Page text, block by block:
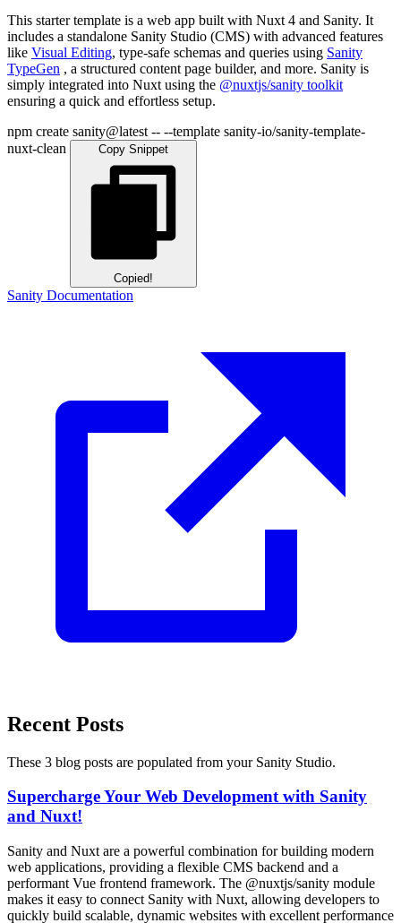
This starter template is a web app built with Nuxt 4 and Sanity. It
includes a standalone Sanity Studio (CMS) with advanced features
like ​​​​‌ ‍ ​‍​‍‌‍ ‌ ​‍‌‍‍‌‌‍‌ ‌‍‍‌‌‍ ‍​‍​‍​ ‍‍​‍​‍‌ ​ ‌‍​‌‌‍ ‍‌‍‍‌‌ ‌​‌ ‍‌​‍ ‍‌‍‍‌‌‍ ​‍​‍​‍ ​​‍​‍‌‍‍​‌ ​‍‌‍‌‌‌‍‌‍​‍​‍​ ‍‍​‍​‍‌‍‍​‌ ‌​‌ ‌​‌ ​​‌ ​ ​ ‍‍​‍ ​‍ ‌ ​ ‌‍​‌‌‍ ‍‌‍‍‌‌ ‌​‌ ‍‌​‍ ‌‌ ‌​‌‍‌‌‌‍ ‌‌ ​​‌‍ ​‌‍​‌‌ ‌​‌‍‌‌​‍ ‌‌‍ ‍‌ ‌‌‌ ‍​‌ ‌​​‍ ‌‌‍​ ‌‍ ​‌‍‌‌‌‍​‌‌‍ ‍​‍ ‍‌ ​ ‌‍​‌‌‍ ‍‌‍‍‌‌ ‌​‌ ‍‌​‍ ‍‌‍​‍‌ ‌‌‌‍‍‌‌‍ ​‌‍‌​​‍ ‌‍‍‌‌‍ ‍‌ ‌​‌‍‌‌‌‍ ‍‌ ‌​​‍ ‌‍‌‌‌‍‌​‌‍‍‌‌ ‌​​‍ ‌‍ ‌‌‍ ‌‍‌​‌‍‌‌​ ‌‌ ​​‌ ​‍‌‍‌‌‌ ​ ‌‍‌‌‌‍ ‍‌ ‌​‌‍​‌‌ ‌​‌‍‍‌‌‍ ‌‍ ‍​ ‍ ‌‍‍‌‌‍‌​​ ‌‌ ​ ‌‍‍‌‌ ‌​‌‍‌‌‌‌​ ‌‍‌‌‌ ‌​‌ ‌​‌‍‍‌‌‍ ‍‌‍‌ ‌ ​ ​ ‍ ‌ ‌​‌ ‍‌‌ ​​‌‍‌‌​ ‌‌ ​ ‌‍‌‌‌ ‌​‌ ‌​‌‍‍‌‌‍ ‍‌‍‌ ‌ ​ ​ ‍ ‌ ​​‌‍​‌‌ ‌​‌‍‍​​ ‌‌‍‌​‌‍‌‌‌ ​ ‌‍​ ‌ ​‍‌‍‍‌‌ ​​‌ ‌​‌‍‍‌‌‍ ‌‍ ‍​‍‌‌​ ‌‌‌​​‍‌‌ ‌‍‍ ‌‍‌‌‌ ‍‌​‍‌‌​ ​ ‌​‌​​‍‌‌​ ​ ‌​‌​​‍‌‌​ ​‍​ ​‍​ ​​​ ​ ‌‍‌‍‌‍‌‍‌‍​‍‌‍‌​‌‍‌‌‌‍​‌‌‍​‍​ ‌​​ ‌‍​ ‌‍‌‍‌​​ ​​‌‍​‌‌‍‌‌‌‍​ ​ ​‌​ ​‌‌‍‌‍‌‍​‌​ ‍​‌‍​‌​ ‍‌​ ‍​​ ​‌‌‍​‌​ ‌ ‌‍​‌​ ‍‌​ ‌‌​ ‌‌​‍‌‌​ ​‍​ ​‍​‍‌‌​ ‌‌‌​‌​​‍ ‍‌‍​ ‌‍‍​‌‍‍‌‌‍ ​‌‍‌​‌ ​‍‌‍‌‌‌‍ ‍​‍‌‌​ ‌‌‌​​‍‌‌ ‌‍‍ ‌‍‌‌‌ ‍‌​‍‌‌​ ​ ‌​‌​​‍‌‌​ ​ ‌​‌​​‍‌‌​ ​‍​ ​‍​ ‌​‌‍​‌​ ‌‌​ ‍​‌‍‌‌‌‍‌​‌‍‌​​ ​​​ ‌ ​ ‌ ​ ‍​​ ‍​​ ​​​‍‌‌​ ​‍​ ​‍​‍‌‌​ ‌‌‌​‌​​‍ ‍‌ ‌​‌‍‌‌‌ ‍​‌ ‌​​ ‌‍​‍‌‍​‌‌ ​ ‌‍‌‌‌‌‌‌‌ ​‍‌‍ ​​ ‌‌‍‍​‌ ‌​‌ ‌​‌ ​​‌ ​ ​‍‌‌​ ​ ‌​​‌​‍‌‌​ ​‍‌​‌‍​‍‌‌​ ​‍‌​‌‍‌ ​ ‌‍​‌‌‍ ‍‌‍‍‌‌ ‌​‌ ‍‌​‍ ‌‌ ‌​‌‍‌‌‌‍ ‌‌ ​​‌‍ ​‌‍​‌‌ ‌​‌‍‌‌​‍ ‌‌‍ ‍‌ ‌‌‌ ‍​‌ ‌​​‍ ‌‌‍​ ‌‍ ​‌‍‌‌‌‍​‌‌‍ ‍​‍ ‍‌ ​ ‌‍​‌‌‍ ‍‌‍‍‌‌ ‌​‌ ‍‌​‍ ‍‌‍​‍‌ ‌‌‌‍‍‌‌‍ ​‌‍‌​​‍‌‍‌‍‍‌‌‍‌​​ ‌‌ ​ ‌‍‍‌‌ ‌​‌‍‌‌‌‌​ ‌‍‌‌‌ ‌​‌ ‌​‌‍‍‌‌‍ ‍‌‍‌ ‌ ​ ​‍‌‍‌ ‌​‌ ‍‌‌ ​​‌‍‌‌​ ‌‌ ​ ‌‍‌‌‌ ‌​‌ ‌​‌‍‍‌‌‍ ‍‌‍‌ ‌ ​ ​‍‌‍‌ ​​‌‍​‌‌ ‌​‌‍‍​​ ‌‌‍‌​‌‍‌‌‌ ​ ‌‍​ ‌ ​‍‌‍‍‌‌ ​​‌ ‌​‌‍‍‌‌‍ ‌‍ ‍​‍‌‌​ ‌‌‌​​‍‌‌ ‌‍‍ ‌‍‌‌‌ ‍‌​‍‌‌​ ​ ‌​‌​​‍‌‌​ ​ ‌​‌​​‍‌‌​ ​‍​ ​‍​ ​​​ ​ ‌‍‌‍‌‍‌‍‌‍​‍‌‍‌​‌‍‌‌‌‍​‌‌‍​‍​ ‌​​ ‌‍​ ‌‍‌‍‌​​ ​​‌‍​‌‌‍‌‌‌‍​ ​ ​‌​ ​‌‌‍‌‍‌‍​‌​ ‍​‌‍​‌​ ‍‌​ ‍​​ ​‌‌‍​‌​ ‌ ‌‍​‌​ ‍‌​ ‌‌​ ‌‌​‍‌‌​ ​‍​ ​‍​‍‌‌​ ‌‌‌​‌​​‍ ‍‌‍​ ‌‍‍​‌‍‍‌‌‍ ​‌‍‌​‌ ​‍‌‍‌‌‌‍ ‍​‍‌‌​ ‌‌‌​​‍‌‌ ‌‍‍ ‌‍‌‌‌ ‍‌​‍‌‌​ ​ ‌​‌​​‍‌‌​ ​ ‌​‌​​‍‌‌​ ​‍​ ​‍​ ‌​‌‍​‌​ ‌‌​ ‍​‌‍‌‌‌‍‌​‌‍‌​​ ​​​ ‌ ​ ‌ ​ ‍​​ ‍​​ ​​​‍‌‌​ ​‍​ ​‍​‍‌‌​ ‌‌‌​‌​​‍ ‍‌ ‌​‌‍‌‌‌ ‍​‌ ‌​​‍‌‍‌ ​​‌‍‌‌‌ ​‍‌ ​ ‌ ​​‌‍‌‌‌‍​ ‌ ‌​‌‍‍‌‌ ‌‍‌‍‌‌​ ‌‌ ​​‌ ‌‌‌‍​‍‌‍ ​‌‍‍‌‌ ​ ‌‍‍​‌‍‌‌‌‍‌​​‍​‍‌ ‌ Visual Editing​​​​‌ ‍ ​‍​‍‌‍ ‌ ​‍‌‍‍‌‌‍‌ ‌‍‍‌‌‍ ‍​‍​‍​ ‍‍​‍​‍‌ ​ ‌‍​‌‌‍ ‍‌‍‍‌‌ ‌​‌ ‍‌​‍ ‍‌‍‍‌‌‍ ​‍​‍​‍ ​​‍​‍‌‍‍​‌ ​‍‌‍‌‌‌‍‌‍​‍​‍​ ‍‍​‍​‍‌‍‍​‌ ‌​‌ ‌​‌ ​​‌ ​ ​ ‍‍​‍ ​‍ ‌ ​ ‌‍​‌‌‍ ‍‌‍‍‌‌ ‌​‌ ‍‌​‍ ‌‌ ‌​‌‍‌‌‌‍ ‌‌ ​​‌‍ ​‌‍​‌‌ ‌​‌‍‌‌​‍ ‌‌‍ ‍‌ ‌‌‌ ‍​‌ ‌​​‍ ‌‌‍​ ‌‍ ​‌‍‌‌‌‍​‌‌‍ ‍​‍ ‍‌ ​ ‌‍​‌‌‍ ‍‌‍‍‌‌ ‌​‌ ‍‌​‍ ‍‌‍​‍‌ ‌‌‌‍‍‌‌‍ ​‌‍‌​​‍ ‌‍‍‌‌‍ ‍‌ ‌​‌‍‌‌‌‍ ‍‌ ‌​​‍ ‌‍‌‌‌‍‌​‌‍‍‌‌ ‌​​‍ ‌‍ ‌‌‍ ‌‍‌​‌‍‌‌​ ‌‌ ​​‌ ​‍‌‍‌‌‌ ​ ‌‍‌‌‌‍ ‍‌ ‌​‌‍​‌‌ ‌​‌‍‍‌‌‍ ‌‍ ‍​ ‍ ‌‍‍‌‌‍‌​​ ‌‌ ​ ‌‍‍‌‌ ‌​‌‍‌‌‌‌​ ‌‍‌‌‌ ‌​‌ ‌​‌‍‍‌‌‍ ‍‌‍‌ ‌ ​ ​ ‍ ‌ ‌​‌ ‍‌‌ ​​‌‍‌‌​ ‌‌ ​ ‌‍‌‌‌ ‌​‌ ‌​‌‍‍‌‌‍ ‍‌‍‌ ‌ ​ ​ ‍ ‌ ​​‌‍​‌‌ ‌​‌‍‍​​ ‌‌‍‌​‌‍‌‌‌ ​ ‌‍​ ‌ ​‍‌‍‍‌‌ ​​‌ ‌​‌‍‍‌‌‍ ‌‍ ‍​‍‌‌​ ‌‌‌​​‍‌‌ ‌‍‍ ‌‍‌‌‌ ‍‌​‍‌‌​ ​ ‌​‌​​‍‌‌​ ​ ‌​‌​​‍‌‌​ ​‍​ ​‍​ ​​​ ​ ‌‍‌‍‌‍‌‍‌‍​‍‌‍‌​‌‍‌‌‌‍​‌‌‍​‍​ ‌​​ ‌‍​ ‌‍‌‍‌​​ ​​‌‍​‌‌‍‌‌‌‍​ ​ ​‌​ ​‌‌‍‌‍‌‍​‌​ ‍​‌‍​‌​ ‍‌​ ‍​​ ​‌‌‍​‌​ ‌ ‌‍​‌​ ‍‌​ ‌‌​ ‌‌​‍‌‌​ ​‍​ ​‍​‍‌‌​ ‌‌‌​‌​​‍ ‍‌‍​ ‌‍‍​‌‍‍‌‌‍ ​‌‍‌​‌ ​‍‌‍‌‌‌‍ ‍​‍‌‌​ ‌‌‌​​‍‌‌ ‌‍‍ ‌‍‌‌‌ ‍‌​‍‌‌​ ​ ‌​‌​​‍‌‌​ ​ ‌​‌​​‍‌‌​ ​‍​ ​‍​ ‍‌​ ​​​ ‌‍‌‍‌‌‌‍​‌​ ‍​​ ‌‍​ ​ ​ ​​‌‍​‍‌‍‌‍​ ​‍​‍‌‌​ ​‍​ ​‍​‍‌‌​ ‌‌‌​‌​​‍ ‍‌ ‌​‌‍‌‌‌ ‍​‌ ‌​​ ‌‍​‍‌‍​‌‌ ​ ‌‍‌‌‌‌‌‌‌ ​‍‌‍ ​​ ‌‌‍‍​‌ ‌​‌ ‌​‌ ​​‌ ​ ​‍‌‌​ ​ ‌​​‌​‍‌‌​ ​‍‌​‌‍​‍‌‌​ ​‍‌​‌‍‌ ​ ‌‍​‌‌‍ ‍‌‍‍‌‌ ‌​‌ ‍‌​‍ ‌‌ ‌​‌‍‌‌‌‍ ‌‌ ​​‌‍ ​‌‍​‌‌ ‌​‌‍‌‌​‍ ‌‌‍ ‍‌ ‌‌‌ ‍​‌ ‌​​‍ ‌‌‍​ ‌‍ ​‌‍‌‌‌‍​‌‌‍ ‍​‍ ‍‌ ​ ‌‍​‌‌‍ ‍‌‍‍‌‌ ‌​‌ ‍‌​‍ ‍‌‍​‍‌ ‌‌‌‍‍‌‌‍ ​‌‍‌​​‍‌‍‌‍‍‌‌‍‌​​ ‌‌ ​ ‌‍‍‌‌ ‌​‌‍‌‌‌‌​ ‌‍‌‌‌ ‌​‌ ‌​‌‍‍‌‌‍ ‍‌‍‌ ‌ ​ ​‍‌‍‌ ‌​‌ ‍‌‌ ​​‌‍‌‌​ ‌‌ ​ ‌‍‌‌‌ ‌​‌ ‌​‌‍‍‌‌‍ ‍‌‍‌ ‌ ​ ​‍‌‍‌ ​​‌‍​‌‌ ‌​‌‍‍​​ ‌‌‍‌​‌‍‌‌‌ ​ ‌‍​ ‌ ​‍‌‍‍‌‌ ​​‌ ‌​‌‍‍‌‌‍ ‌‍ ‍​‍‌‌​ ‌‌‌​​‍‌‌ ‌‍‍ ‌‍‌‌‌ ‍‌​‍‌‌​ ​ ‌​‌​​‍‌‌​ ​ ‌​‌​​‍‌‌​ ​‍​ ​‍​ ​​​ ​ ‌‍‌‍‌‍‌‍‌‍​‍‌‍‌​‌‍‌‌‌‍​‌‌‍​‍​ ‌​​ ‌‍​ ‌‍‌‍‌​​ ​​‌‍​‌‌‍‌‌‌‍​ ​ ​‌​ ​‌‌‍‌‍‌‍​‌​ ‍​‌‍​‌​ ‍‌​ ‍​​ ​‌‌‍​‌​ ‌ ‌‍​‌​ ‍‌​ ‌‌​ ‌‌​‍‌‌​ ​‍​ ​‍​‍‌‌​ ‌‌‌​‌​​‍ ‍‌‍​ ‌‍‍​‌‍‍‌‌‍ ​‌‍‌​‌ ​‍‌‍‌‌‌‍ ‍​‍‌‌​ ‌‌‌​​‍‌‌ ‌‍‍ ‌‍‌‌‌ ‍‌​‍‌‌​ ​ ‌​‌​​‍‌‌​ ​ ‌​‌​​‍‌‌​ ​‍​ ​‍​ ‍‌​ ​​​ ‌‍‌‍‌‌‌‍​‌​ ‍​​ ‌‍​ ​ ​ ​​‌‍​‍‌‍‌‍​ ​‍​‍‌‌​ ​‍​ ​‍​‍‌‌​ ‌‌‌​‌​​‍ ‍‌ ‌​‌‍‌‌‌ ‍​‌ ‌​​‍‌‍‌ ​​‌‍‌‌‌ ​‍‌ ​ ‌ ​​‌‍‌‌‌‍​ ‌ ‌​‌‍‍‌‌ ‌‍‌‍‌‌​ ‌‌ ​​‌ ‌‌‌‍​‍‌‍ ​‌‍‍‌‌ ​ ‌‍‍​‌‍‌‌‌‍‌​​‍​‍‌ ‌, type-safe schemas and queries using ​​​​‌ ‍ ​‍​‍‌‍ ‌ ​‍‌‍‍‌‌‍‌ ‌‍‍‌‌‍ ‍​‍​‍​ ‍‍​‍​‍‌ ​ ‌‍​‌‌‍ ‍‌‍‍‌‌ ‌​‌ ‍‌​‍ ‍‌‍‍‌‌‍ ​‍​‍​‍ ​​‍​‍‌‍‍​‌ ​‍‌‍‌‌‌‍‌‍​‍​‍​ ‍‍​‍​‍‌‍‍​‌ ‌​‌ ‌​‌ ​​‌ ​ ​ ‍‍​‍ ​‍ ‌ ​ ‌‍​‌‌‍ ‍‌‍‍‌‌ ‌​‌ ‍‌​‍ ‌‌ ‌​‌‍‌‌‌‍ ‌‌ ​​‌‍ ​‌‍​‌‌ ‌​‌‍‌‌​‍ ‌‌‍ ‍‌ ‌‌‌ ‍​‌ ‌​​‍ ‌‌‍​ ‌‍ ​‌‍‌‌‌‍​‌‌‍ ‍​‍ ‍‌ ​ ‌‍​‌‌‍ ‍‌‍‍‌‌ ‌​‌ ‍‌​‍ ‍‌‍​‍‌ ‌‌‌‍‍‌‌‍ ​‌‍‌​​‍ ‌‍‍‌‌‍ ‍‌ ‌​‌‍‌‌‌‍ ‍‌ ‌​​‍ ‌‍‌‌‌‍‌​‌‍‍‌‌ ‌​​‍ ‌‍ ‌‌‍ ‌‍‌​‌‍‌‌​ ‌‌ ​​‌ ​‍‌‍‌‌‌ ​ ‌‍‌‌‌‍ ‍‌ ‌​‌‍​‌‌ ‌​‌‍‍‌‌‍ ‌‍ ‍​ ‍ ‌‍‍‌‌‍‌​​ ‌‌ ​ ‌‍‍‌‌ ‌​‌‍‌‌‌‌​ ‌‍‌‌‌ ‌​‌ ‌​‌‍‍‌‌‍ ‍‌‍‌ ‌ ​ ​ ‍ ‌ ‌​‌ ‍‌‌ ​​‌‍‌‌​ ‌‌ ​ ‌‍‌‌‌ ‌​‌ ‌​‌‍‍‌‌‍ ‍‌‍‌ ‌ ​ ​ ‍ ‌ ​​‌‍​‌‌ ‌​‌‍‍​​ ‌‌‍‌​‌‍‌‌‌ ​ ‌‍​ ‌ ​‍‌‍‍‌‌ ​​‌ ‌​‌‍‍‌‌‍ ‌‍ ‍​‍‌‌​ ‌‌‌​​‍‌‌ ‌‍‍ ‌‍‌‌‌ ‍‌​‍‌‌​ ​ ‌​‌​​‍‌‌​ ​ ‌​‌​​‍‌‌​ ​‍​ ​‍​ ​​​ ​ ‌‍‌‍‌‍‌‍‌‍​‍‌‍‌​‌‍‌‌‌‍​‌‌‍​‍​ ‌​​ ‌‍​ ‌‍‌‍‌​​ ​​‌‍​‌‌‍‌‌‌‍​ ​ ​‌​ ​‌‌‍‌‍‌‍​‌​ ‍​‌‍​‌​ ‍‌​ ‍​​ ​‌‌‍​‌​ ‌ ‌‍​‌​ ‍‌​ ‌‌​ ‌‌​‍‌‌​ ​‍​ ​‍​‍‌‌​ ‌‌‌​‌​​‍ ‍‌‍​ ‌‍‍​‌‍‍‌‌‍ ​‌‍‌​‌ ​‍‌‍‌‌‌‍ ‍​‍‌‌​ ‌‌‌​​‍‌‌ ‌‍‍ ‌‍‌‌‌ ‍‌​‍‌‌​ ​ ‌​‌​​‍‌‌​ ​ ‌​‌​​‍‌‌​ ​‍​ ​‍​ ‍​‌‍‌​‌‍​ ​ ‌​​ ‍‌‌‍​‌​ ‌‍‌‍​ ​ ​ ‌‍​ ‌‍​‍​ ‌‌​‍‌‌​ ​‍​ ​‍​‍‌‌​ ‌‌‌​‌​​‍ ‍‌ ‌​‌‍‌‌‌ ‍​‌ ‌​​ ‌‍​‍‌‍​‌‌ ​ ‌‍‌‌‌‌‌‌‌ ​‍‌‍ ​​ ‌‌‍‍​‌ ‌​‌ ‌​‌ ​​‌ ​ ​‍‌‌​ ​ ‌​​‌​‍‌‌​ ​‍‌​‌‍​‍‌‌​ ​‍‌​‌‍‌ ​ ‌‍​‌‌‍ ‍‌‍‍‌‌ ‌​‌ ‍‌​‍ ‌‌ ‌​‌‍‌‌‌‍ ‌‌ ​​‌‍ ​‌‍​‌‌ ‌​‌‍‌‌​‍ ‌‌‍ ‍‌ ‌‌‌ ‍​‌ ‌​​‍ ‌‌‍​ ‌‍ ​‌‍‌‌‌‍​‌‌‍ ‍​‍ ‍‌ ​ ‌‍​‌‌‍ ‍‌‍‍‌‌ ‌​‌ ‍‌​‍ ‍‌‍​‍‌ ‌‌‌‍‍‌‌‍ ​‌‍‌​​‍‌‍‌‍‍‌‌‍‌​​ ‌‌ ​ ‌‍‍‌‌ ‌​‌‍‌‌‌‌​ ‌‍‌‌‌ ‌​‌ ‌​‌‍‍‌‌‍ ‍‌‍‌ ‌ ​ ​‍‌‍‌ ‌​‌ ‍‌‌ ​​‌‍‌‌​ ‌‌ ​ ‌‍‌‌‌ ‌​‌ ‌​‌‍‍‌‌‍ ‍‌‍‌ ‌ ​ ​‍‌‍‌ ​​‌‍​‌‌ ‌​‌‍‍​​ ‌‌‍‌​‌‍‌‌‌ ​ ‌‍​ ‌ ​‍‌‍‍‌‌ ​​‌ ‌​‌‍‍‌‌‍ ‌‍ ‍​‍‌‌​ ‌‌‌​​‍‌‌ ‌‍‍ ‌‍‌‌‌ ‍‌​‍‌‌​ ​ ‌​‌​​‍‌‌​ ​ ‌​‌​​‍‌‌​ ​‍​ ​‍​ ​​​ ​ ‌‍‌‍‌‍‌‍‌‍​‍‌‍‌​‌‍‌‌‌‍​‌‌‍​‍​ ‌​​ ‌‍​ ‌‍‌‍‌​​ ​​‌‍​‌‌‍‌‌‌‍​ ​ ​‌​ ​‌‌‍‌‍‌‍​‌​ ‍​‌‍​‌​ ‍‌​ ‍​​ ​‌‌‍​‌​ ‌ ‌‍​‌​ ‍‌​ ‌‌​ ‌‌​‍‌‌​ ​‍​ ​‍​‍‌‌​ ‌‌‌​‌​​‍ ‍‌‍​ ‌‍‍​‌‍‍‌‌‍ ​‌‍‌​‌ ​‍‌‍‌‌‌‍ ‍​‍‌‌​ ‌‌‌​​‍‌‌ ‌‍‍ ‌‍‌‌‌ ‍‌​‍‌‌​ ​ ‌​‌​​‍‌‌​ ​ ‌​‌​​‍‌‌​ ​‍​ ​‍​ ‍​‌‍‌​‌‍​ ​ ‌​​ ‍‌‌‍​‌​ ‌‍‌‍​ ​ ​ ‌‍​ ‌‍​‍​ ‌‌​‍‌‌​ ​‍​ ​‍​‍‌‌​ ‌‌‌​‌​​‍ ‍‌ ‌​‌‍‌‌‌ ‍​‌ ‌​​‍‌‍‌ ​​‌‍‌‌‌ ​‍‌ ​ ‌ ​​‌‍‌‌‌‍​ ‌ ‌​‌‍‍‌‌ ‌‍‌‍‌‌​ ‌‌ ​​‌ ‌‌‌‍​‍‌‍ ​‌‍‍‌‌ ​ ‌‍‍​‌‍‌‌‌‍‌​​‍​‍‌ ‌ Sanity
TypeGen​​​​‌ ‍ ​‍​‍‌‍ ‌ ​‍‌‍‍‌‌‍‌ ‌‍‍‌‌‍ ‍​‍​‍​ ‍‍​‍​‍‌ ​ ‌‍​‌‌‍ ‍‌‍‍‌‌ ‌​‌ ‍‌​‍ ‍‌‍‍‌‌‍ ​‍​‍​‍ ​​‍​‍‌‍‍​‌ ​‍‌‍‌‌‌‍‌‍​‍​‍​ ‍‍​‍​‍‌‍‍​‌ ‌​‌ ‌​‌ ​​‌ ​ ​ ‍‍​‍ ​‍ ‌ ​ ‌‍​‌‌‍ ‍‌‍‍‌‌ ‌​‌ ‍‌​‍ ‌‌ ‌​‌‍‌‌‌‍ ‌‌ ​​‌‍ ​‌‍​‌‌ ‌​‌‍‌‌​‍ ‌‌‍ ‍‌ ‌‌‌ ‍​‌ ‌​​‍ ‌‌‍​ ‌‍ ​‌‍‌‌‌‍​‌‌‍ ‍​‍ ‍‌ ​ ‌‍​‌‌‍ ‍‌‍‍‌‌ ‌​‌ ‍‌​‍ ‍‌‍​‍‌ ‌‌‌‍‍‌‌‍ ​‌‍‌​​‍ ‌‍‍‌‌‍ ‍‌ ‌​‌‍‌‌‌‍ ‍‌ ‌​​‍ ‌‍‌‌‌‍‌​‌‍‍‌‌ ‌​​‍ ‌‍ ‌‌‍ ‌‍‌​‌‍‌‌​ ‌‌ ​​‌ ​‍‌‍‌‌‌ ​ ‌‍‌‌‌‍ ‍‌ ‌​‌‍​‌‌ ‌​‌‍‍‌‌‍ ‌‍ ‍​ ‍ ‌‍‍‌‌‍‌​​ ‌‌ ​ ‌‍‍‌‌ ‌​‌‍‌‌‌‌​ ‌‍‌‌‌ ‌​‌ ‌​‌‍‍‌‌‍ ‍‌‍‌ ‌ ​ ​ ‍ ‌ ‌​‌ ‍‌‌ ​​‌‍‌‌​ ‌‌ ​ ‌‍‌‌‌ ‌​‌ ‌​‌‍‍‌‌‍ ‍‌‍‌ ‌ ​ ​ ‍ ‌ ​​‌‍​‌‌ ‌​‌‍‍​​ ‌‌‍‌​‌‍‌‌‌ ​ ‌‍​ ‌ ​‍‌‍‍‌‌ ​​‌ ‌​‌‍‍‌‌‍ ‌‍ ‍​‍‌‌​ ‌‌‌​​‍‌‌ ‌‍‍ ‌‍‌‌‌ ‍‌​‍‌‌​ ​ ‌​‌​​‍‌‌​ ​ ‌​‌​​‍‌‌​ ​‍​ ​‍​ ​​​ ​ ‌‍‌‍‌‍‌‍‌‍​‍‌‍‌​‌‍‌‌‌‍​‌‌‍​‍​ ‌​​ ‌‍​ ‌‍‌‍‌​​ ​​‌‍​‌‌‍‌‌‌‍​ ​ ​‌​ ​‌‌‍‌‍‌‍​‌​ ‍​‌‍​‌​ ‍‌​ ‍​​ ​‌‌‍​‌​ ‌ ‌‍​‌​ ‍‌​ ‌‌​ ‌‌​‍‌‌​ ​‍​ ​‍​‍‌‌​ ‌‌‌​‌​​‍ ‍‌‍​ ‌‍‍​‌‍‍‌‌‍ ​‌‍‌​‌ ​‍‌‍‌‌‌‍ ‍​‍‌‌​ ‌‌‌​​‍‌‌ ‌‍‍ ‌‍‌‌‌ ‍‌​‍‌‌​ ​ ‌​‌​​‍‌‌​ ​ ‌​‌​​‍‌‌​ ​‍​ ​‍​ ‌‍​ ‌​‌‍​ ​ ‌​‌‍‌‍​ ‌ ​ ‌‌‌‍‌‌​ ‍​‌‍​‍​ ‌‍​ ​ ​‍‌‌​ ​‍​ ​‍​‍‌‌​ ‌‌‌​‌​​‍ ‍‌ ‌​‌‍‌‌‌ ‍​‌ ‌​​ ‌‍​‍‌‍​‌‌ ​ ‌‍‌‌‌‌‌‌‌ ​‍‌‍ ​​ ‌‌‍‍​‌ ‌​‌ ‌​‌ ​​‌ ​ ​‍‌‌​ ​ ‌​​‌​‍‌‌​ ​‍‌​‌‍​‍‌‌​ ​‍‌​‌‍‌ ​ ‌‍​‌‌‍ ‍‌‍‍‌‌ ‌​‌ ‍‌​‍ ‌‌ ‌​‌‍‌‌‌‍ ‌‌ ​​‌‍ ​‌‍​‌‌ ‌​‌‍‌‌​‍ ‌‌‍ ‍‌ ‌‌‌ ‍​‌ ‌​​‍ ‌‌‍​ ‌‍ ​‌‍‌‌‌‍​‌‌‍ ‍​‍ ‍‌ ​ ‌‍​‌‌‍ ‍‌‍‍‌‌ ‌​‌ ‍‌​‍ ‍‌‍​‍‌ ‌‌‌‍‍‌‌‍ ​‌‍‌​​‍‌‍‌‍‍‌‌‍‌​​ ‌‌ ​ ‌‍‍‌‌ ‌​‌‍‌‌‌‌​ ‌‍‌‌‌ ‌​‌ ‌​‌‍‍‌‌‍ ‍‌‍‌ ‌ ​ ​‍‌‍‌ ‌​‌ ‍‌‌ ​​‌‍‌‌​ ‌‌ ​ ‌‍‌‌‌ ‌​‌ ‌​‌‍‍‌‌‍ ‍‌‍‌ ‌ ​ ​‍‌‍‌ ​​‌‍​‌‌ ‌​‌‍‍​​ ‌‌‍‌​‌‍‌‌‌ ​ ‌‍​ ‌ ​‍‌‍‍‌‌ ​​‌ ‌​‌‍‍‌‌‍ ‌‍ ‍​‍‌‌​ ‌‌‌​​‍‌‌ ‌‍‍ ‌‍‌‌‌ ‍‌​‍‌‌​ ​ ‌​‌​​‍‌‌​ ​ ‌​‌​​‍‌‌​ ​‍​ ​‍​ ​​​ ​ ‌‍‌‍‌‍‌‍‌‍​‍‌‍‌​‌‍‌‌‌‍​‌‌‍​‍​ ‌​​ ‌‍​ ‌‍‌‍‌​​ ​​‌‍​‌‌‍‌‌‌‍​ ​ ​‌​ ​‌‌‍‌‍‌‍​‌​ ‍​‌‍​‌​ ‍‌​ ‍​​ ​‌‌‍​‌​ ‌ ‌‍​‌​ ‍‌​ ‌‌​ ‌‌​‍‌‌​ ​‍​ ​‍​‍‌‌​ ‌‌‌​‌​​‍ ‍‌‍​ ‌‍‍​‌‍‍‌‌‍ ​‌‍‌​‌ ​‍‌‍‌‌‌‍ ‍​‍‌‌​ ‌‌‌​​‍‌‌ ‌‍‍ ‌‍‌‌‌ ‍‌​‍‌‌​ ​ ‌​‌​​‍‌‌​ ​ ‌​‌​​‍‌‌​ ​‍​ ​‍​ ‌‍​ ‌​‌‍​ ​ ‌​‌‍‌‍​ ‌ ​ ‌‌‌‍‌‌​ ‍​‌‍​‍​ ‌‍​ ​ ​‍‌‌​ ​‍​ ​‍​‍‌‌​ ‌‌‌​‌​​‍ ‍‌ ‌​‌‍‌‌‌ ‍​‌ ‌​​‍‌‍‌ ​​‌‍‌‌‌ ​‍‌ ​ ‌ ​​‌‍‌‌‌‍​ ‌ ‌​‌‍‍‌‌ ‌‍‌‍‌‌​ ‌‌ ​​‌ ‌‌‌‍​‍‌‍ ​‌‍‍‌‌ ​ ‌‍‍​‌‍‌‌‌‍‌​​‍​‍‌ ‌ , a structured content page builder, and more. Sanity is
simply integrated into Nuxt using the ​​​​‌ ‍ ​‍​‍‌‍ ‌ ​‍‌‍‍‌‌‍‌ ‌‍‍‌‌‍ ‍​‍​‍​ ‍‍​‍​‍‌ ​ ‌‍​‌‌‍ ‍‌‍‍‌‌ ‌​‌ ‍‌​‍ ‍‌‍‍‌‌‍ ​‍​‍​‍ ​​‍​‍‌‍‍​‌ ​‍‌‍‌‌‌‍‌‍​‍​‍​ ‍‍​‍​‍‌‍‍​‌ ‌​‌ ‌​‌ ​​‌ ​ ​ ‍‍​‍ ​‍ ‌ ​ ‌‍​‌‌‍ ‍‌‍‍‌‌ ‌​‌ ‍‌​‍ ‌‌ ‌​‌‍‌‌‌‍ ‌‌ ​​‌‍ ​‌‍​‌‌ ‌​‌‍‌‌​‍ ‌‌‍ ‍‌ ‌‌‌ ‍​‌ ‌​​‍ ‌‌‍​ ‌‍ ​‌‍‌‌‌‍​‌‌‍ ‍​‍ ‍‌ ​ ‌‍​‌‌‍ ‍‌‍‍‌‌ ‌​‌ ‍‌​‍ ‍‌‍​‍‌ ‌‌‌‍‍‌‌‍ ​‌‍‌​​‍ ‌‍‍‌‌‍ ‍‌ ‌​‌‍‌‌‌‍ ‍‌ ‌​​‍ ‌‍‌‌‌‍‌​‌‍‍‌‌ ‌​​‍ ‌‍ ‌‌‍ ‌‍‌​‌‍‌‌​ ‌‌ ​​‌ ​‍‌‍‌‌‌ ​ ‌‍‌‌‌‍ ‍‌ ‌​‌‍​‌‌ ‌​‌‍‍‌‌‍ ‌‍ ‍​ ‍ ‌‍‍‌‌‍‌​​ ‌‌ ​ ‌‍‍‌‌ ‌​‌‍‌‌‌‌​ ‌‍‌‌‌ ‌​‌ ‌​‌‍‍‌‌‍ ‍‌‍‌ ‌ ​ ​ ‍ ‌ ‌​‌ ‍‌‌ ​​‌‍‌‌​ ‌‌ ​ ‌‍‌‌‌ ‌​‌ ‌​‌‍‍‌‌‍ ‍‌‍‌ ‌ ​ ​ ‍ ‌ ​​‌‍​‌‌ ‌​‌‍‍​​ ‌‌‍‌​‌‍‌‌‌ ​ ‌‍​ ‌ ​‍‌‍‍‌‌ ​​‌ ‌​‌‍‍‌‌‍ ‌‍ ‍​‍‌‌​ ‌‌‌​​‍‌‌ ‌‍‍ ‌‍‌‌‌ ‍‌​‍‌‌​ ​ ‌​‌​​‍‌‌​ ​ ‌​‌​​‍‌‌​ ​‍​ ​‍​ ​​​ ​ ‌‍‌‍‌‍‌‍‌‍​‍‌‍‌​‌‍‌‌‌‍​‌‌‍​‍​ ‌​​ ‌‍​ ‌‍‌‍‌​​ ​​‌‍​‌‌‍‌‌‌‍​ ​ ​‌​ ​‌‌‍‌‍‌‍​‌​ ‍​‌‍​‌​ ‍‌​ ‍​​ ​‌‌‍​‌​ ‌ ‌‍​‌​ ‍‌​ ‌‌​ ‌‌​‍‌‌​ ​‍​ ​‍​‍‌‌​ ‌‌‌​‌​​‍ ‍‌‍​ ‌‍‍​‌‍‍‌‌‍ ​‌‍‌​‌ ​‍‌‍‌‌‌‍ ‍​‍‌‌​ ‌‌‌​​‍‌‌ ‌‍‍ ‌‍‌‌‌ ‍‌​‍‌‌​ ​ ‌​‌​​‍‌‌​ ​ ‌​‌​​‍‌‌​ ​‍​ ​‍​ ‌​​ ‍​​ ​ ‌‍‌​​ ‍​​ ‌‌‌‍​‍​ ‌‌​ ‍​​ ‌‍​ ‌ ​ ‌‍​‍‌‌​ ​‍​ ​‍​‍‌‌​ ‌‌‌​‌​​‍ ‍‌ ‌​‌‍‌‌‌ ‍​‌ ‌​​ ‌‍​‍‌‍​‌‌ ​ ‌‍‌‌‌‌‌‌‌ ​‍‌‍ ​​ ‌‌‍‍​‌ ‌​‌ ‌​‌ ​​‌ ​ ​‍‌‌​ ​ ‌​​‌​‍‌‌​ ​‍‌​‌‍​‍‌‌​ ​‍‌​‌‍‌ ​ ‌‍​‌‌‍ ‍‌‍‍‌‌ ‌​‌ ‍‌​‍ ‌‌ ‌​‌‍‌‌‌‍ ‌‌ ​​‌‍ ​‌‍​‌‌ ‌​‌‍‌‌​‍ ‌‌‍ ‍‌ ‌‌‌ ‍​‌ ‌​​‍ ‌‌‍​ ‌‍ ​‌‍‌‌‌‍​‌‌‍ ‍​‍ ‍‌ ​ ‌‍​‌‌‍ ‍‌‍‍‌‌ ‌​‌ ‍‌​‍ ‍‌‍​‍‌ ‌‌‌‍‍‌‌‍ ​‌‍‌​​‍‌‍‌‍‍‌‌‍‌​​ ‌‌ ​ ‌‍‍‌‌ ‌​‌‍‌‌‌‌​ ‌‍‌‌‌ ‌​‌ ‌​‌‍‍‌‌‍ ‍‌‍‌ ‌ ​ ​‍‌‍‌ ‌​‌ ‍‌‌ ​​‌‍‌‌​ ‌‌ ​ ‌‍‌‌‌ ‌​‌ ‌​‌‍‍‌‌‍ ‍‌‍‌ ‌ ​ ​‍‌‍‌ ​​‌‍​‌‌ ‌​‌‍‍​​ ‌‌‍‌​‌‍‌‌‌ ​ ‌‍​ ‌ ​‍‌‍‍‌‌ ​​‌ ‌​‌‍‍‌‌‍ ‌‍ ‍​‍‌‌​ ‌‌‌​​‍‌‌ ‌‍‍ ‌‍‌‌‌ ‍‌​‍‌‌​ ​ ‌​‌​​‍‌‌​ ​ ‌​‌​​‍‌‌​ ​‍​ ​‍​ ​​​ ​ ‌‍‌‍‌‍‌‍‌‍​‍‌‍‌​‌‍‌‌‌‍​‌‌‍​‍​ ‌​​ ‌‍​ ‌‍‌‍‌​​ ​​‌‍​‌‌‍‌‌‌‍​ ​ ​‌​ ​‌‌‍‌‍‌‍​‌​ ‍​‌‍​‌​ ‍‌​ ‍​​ ​‌‌‍​‌​ ‌ ‌‍​‌​ ‍‌​ ‌‌​ ‌‌​‍‌‌​ ​‍​ ​‍​‍‌‌​ ‌‌‌​‌​​‍ ‍‌‍​ ‌‍‍​‌‍‍‌‌‍ ​‌‍‌​‌ ​‍‌‍‌‌‌‍ ‍​‍‌‌​ ‌‌‌​​‍‌‌ ‌‍‍ ‌‍‌‌‌ ‍‌​‍‌‌​ ​ ‌​‌​​‍‌‌​ ​ ‌​‌​​‍‌‌​ ​‍​ ​‍​ ‌​​ ‍​​ ​ ‌‍‌​​ ‍​​ ‌‌‌‍​‍​ ‌‌​ ‍​​ ‌‍​ ‌ ​ ‌‍​‍‌‌​ ​‍​ ​‍​‍‌‌​ ‌‌‌​‌​​‍ ‍‌ ‌​‌‍‌‌‌ ‍​‌ ‌​​‍‌‍‌ ​​‌‍‌‌‌ ​‍‌ ​ ‌ ​​‌‍‌‌‌‍​ ‌ ‌​‌‍‍‌‌ ‌‍‌‍‌‌​ ‌‌ ​​‌ ‌‌‌‍​‍‌‍ ​‌‍‍‌‌ ​ ‌‍‍​‌‍‌‌‌‍‌​​‍​‍‌ ‌ @nuxtjs/sanity toolkit​​​​‌ ‍ ​‍​‍‌‍ ‌ ​‍‌‍‍‌‌‍‌ ‌‍‍‌‌‍ ‍​‍​‍​ ‍‍​‍​‍‌ ​ ‌‍​‌‌‍ ‍‌‍‍‌‌ ‌​‌ ‍‌​‍ ‍‌‍‍‌‌‍ ​‍​‍​‍ ​​‍​‍‌‍‍​‌ ​‍‌‍‌‌‌‍‌‍​‍​‍​ ‍‍​‍​‍‌‍‍​‌ ‌​‌ ‌​‌ ​​‌ ​ ​ ‍‍​‍ ​‍ ‌ ​ ‌‍​‌‌‍ ‍‌‍‍‌‌ ‌​‌ ‍‌​‍ ‌‌ ‌​‌‍‌‌‌‍ ‌‌ ​​‌‍ ​‌‍​‌‌ ‌​‌‍‌‌​‍ ‌‌‍ ‍‌ ‌‌‌ ‍​‌ ‌​​‍ ‌‌‍​ ‌‍ ​‌‍‌‌‌‍​‌‌‍ ‍​‍ ‍‌ ​ ‌‍​‌‌‍ ‍‌‍‍‌‌ ‌​‌ ‍‌​‍ ‍‌‍​‍‌ ‌‌‌‍‍‌‌‍ ​‌‍‌​​‍ ‌‍‍‌‌‍ ‍‌ ‌​‌‍‌‌‌‍ ‍‌ ‌​​‍ ‌‍‌‌‌‍‌​‌‍‍‌‌ ‌​​‍ ‌‍ ‌‌‍ ‌‍‌​‌‍‌‌​ ‌‌ ​​‌ ​‍‌‍‌‌‌ ​ ‌‍‌‌‌‍ ‍‌ ‌​‌‍​‌‌ ‌​‌‍‍‌‌‍ ‌‍ ‍​ ‍ ‌‍‍‌‌‍‌​​ ‌‌ ​ ‌‍‍‌‌ ‌​‌‍‌‌‌‌​ ‌‍‌‌‌ ‌​‌ ‌​‌‍‍‌‌‍ ‍‌‍‌ ‌ ​ ​ ‍ ‌ ‌​‌ ‍‌‌ ​​‌‍‌‌​ ‌‌ ​ ‌‍‌‌‌ ‌​‌ ‌​‌‍‍‌‌‍ ‍‌‍‌ ‌ ​ ​ ‍ ‌ ​​‌‍​‌‌ ‌​‌‍‍​​ ‌‌‍‌​‌‍‌‌‌ ​ ‌‍​ ‌ ​‍‌‍‍‌‌ ​​‌ ‌​‌‍‍‌‌‍ ‌‍ ‍​‍‌‌​ ‌‌‌​​‍‌‌ ‌‍‍ ‌‍‌‌‌ ‍‌​‍‌‌​ ​ ‌​‌​​‍‌‌​ ​ ‌​‌​​‍‌‌​ ​‍​ ​‍​ ​​​ ​ ‌‍‌‍‌‍‌‍‌‍​‍‌‍‌​‌‍‌‌‌‍​‌‌‍​‍​ ‌​​ ‌‍​ ‌‍‌‍‌​​ ​​‌‍​‌‌‍‌‌‌‍​ ​ ​‌​ ​‌‌‍‌‍‌‍​‌​ ‍​‌‍​‌​ ‍‌​ ‍​​ ​‌‌‍​‌​ ‌ ‌‍​‌​ ‍‌​ ‌‌​ ‌‌​‍‌‌​ ​‍​ ​‍​‍‌‌​ ‌‌‌​‌​​‍ ‍‌‍​ ‌‍‍​‌‍‍‌‌‍ ​‌‍‌​‌ ​‍‌‍‌‌‌‍ ‍​‍‌‌​ ‌‌‌​​‍‌‌ ‌‍‍ ‌‍‌‌‌ ‍‌​‍‌‌​ ​ ‌​‌​​‍‌‌​ ​ ‌​‌​​‍‌‌​ ​‍​ ​‍​ ​‍​ ‍​​ ‍​​ ‍​​ ‌‌‌‍​‍‌‍​‍‌‍​‍​ ​ ​ ‌​​ ​​​ ‌ ​‍‌‌​ ​‍​ ​‍​‍‌‌​ ‌‌‌​‌​​‍ ‍‌ ‌​‌‍‌‌‌ ‍​‌ ‌​​ ‌‍​‍‌‍​‌‌ ​ ‌‍‌‌‌‌‌‌‌ ​‍‌‍ ​​ ‌‌‍‍​‌ ‌​‌ ‌​‌ ​​‌ ​ ​‍‌‌​ ​ ‌​​‌​‍‌‌​ ​‍‌​‌‍​‍‌‌​ ​‍‌​‌‍‌ ​ ‌‍​‌‌‍ ‍‌‍‍‌‌ ‌​‌ ‍‌​‍ ‌‌ ‌​‌‍‌‌‌‍ ‌‌ ​​‌‍ ​‌‍​‌‌ ‌​‌‍‌‌​‍ ‌‌‍ ‍‌ ‌‌‌ ‍​‌ ‌​​‍ ‌‌‍​ ‌‍ ​‌‍‌‌‌‍​‌‌‍ ‍​‍ ‍‌ ​ ‌‍​‌‌‍ ‍‌‍‍‌‌ ‌​‌ ‍‌​‍ ‍‌‍​‍‌ ‌‌‌‍‍‌‌‍ ​‌‍‌​​‍‌‍‌‍‍‌‌‍‌​​ ‌‌ ​ ‌‍‍‌‌ ‌​‌‍‌‌‌‌​ ‌‍‌‌‌ ‌​‌ ‌​‌‍‍‌‌‍ ‍‌‍‌ ‌ ​ ​‍‌‍‌ ‌​‌ ‍‌‌ ​​‌‍‌‌​ ‌‌ ​ ‌‍‌‌‌ ‌​‌ ‌​‌‍‍‌‌‍ ‍‌‍‌ ‌ ​ ​‍‌‍‌ ​​‌‍​‌‌ ‌​‌‍‍​​ ‌‌‍‌​‌‍‌‌‌ ​ ‌‍​ ‌ ​‍‌‍‍‌‌ ​​‌ ‌​‌‍‍‌‌‍ ‌‍ ‍​‍‌‌​ ‌‌‌​​‍‌‌ ‌‍‍ ‌‍‌‌‌ ‍‌​‍‌‌​ ​ ‌​‌​​‍‌‌​ ​ ‌​‌​​‍‌‌​ ​‍​ ​‍​ ​​​ ​ ‌‍‌‍‌‍‌‍‌‍​‍‌‍‌​‌‍‌‌‌‍​‌‌‍​‍​ ‌​​ ‌‍​ ‌‍‌‍‌​​ ​​‌‍​‌‌‍‌‌‌‍​ ​ ​‌​ ​‌‌‍‌‍‌‍​‌​ ‍​‌‍​‌​ ‍‌​ ‍​​ ​‌‌‍​‌​ ‌ ‌‍​‌​ ‍‌​ ‌‌​ ‌‌​‍‌‌​ ​‍​ ​‍​‍‌‌​ ‌‌‌​‌​​‍ ‍‌‍​ ‌‍‍​‌‍‍‌‌‍ ​‌‍‌​‌ ​‍‌‍‌‌‌‍ ‍​‍‌‌​ ‌‌‌​​‍‌‌ ‌‍‍ ‌‍‌‌‌ ‍‌​‍‌‌​ ​ ‌​‌​​‍‌‌​ ​ ‌​‌​​‍‌‌​ ​‍​ ​‍​ ​‍​ ‍​​ ‍​​ ‍​​ ‌‌‌‍​‍‌‍​‍‌‍​‍​ ​ ​ ‌​​ ​​​ ‌ ​‍‌‌​ ​‍​ ​‍​‍‌‌​ ‌‌‌​‌​​‍ ‍‌ ‌​‌‍‌‌‌ ‍​‌ ‌​​‍‌‍‌ ​​‌‍‌‌‌ ​‍‌ ​ ‌ ​​‌‍‌‌‌‍​ ‌ ‌​‌‍‍‌‌ ‌‍‌‍‌‌​ ‌‌ ​​‌ ‌‌‌‍​‍‌‍ ​‌‍‍‌‌ ​ ‌‍‍​‌‍‌‌‌‍‌​​‍​‍‌ ‌
ensuring a quick and effortless setup.​​​​‌ ‍ ​‍​‍‌‍ ‌ ​‍‌‍‍‌‌‍‌ ‌‍‍‌‌‍ ‍​‍​‍​ ‍‍​‍​‍‌ ​ ‌‍​‌‌‍ ‍‌‍‍‌‌ ‌​‌ ‍‌​‍ ‍‌‍‍‌‌‍ ​‍​‍​‍ ​​‍​‍‌‍‍​‌ ​‍‌‍‌‌‌‍‌‍​‍​‍​ ‍‍​‍​‍‌‍‍​‌ ‌​‌ ‌​‌ ​​‌ ​ ​ ‍‍​‍ ​‍ ‌ ​ ‌‍​‌‌‍ ‍‌‍‍‌‌ ‌​‌ ‍‌​‍ ‌‌ ‌​‌‍‌‌‌‍ ‌‌ ​​‌‍ ​‌‍​‌‌ ‌​‌‍‌‌​‍ ‌‌‍ ‍‌ ‌‌‌ ‍​‌ ‌​​‍ ‌‌‍​ ‌‍ ​‌‍‌‌‌‍​‌‌‍ ‍​‍ ‍‌ ​ ‌‍​‌‌‍ ‍‌‍‍‌‌ ‌​‌ ‍‌​‍ ‍‌‍​‍‌ ‌‌‌‍‍‌‌‍ ​‌‍‌​​‍ ‌‍‍‌‌‍ ‍‌ ‌​‌‍‌‌‌‍ ‍‌ ‌​​‍ ‌‍‌‌‌‍‌​‌‍‍‌‌ ‌​​‍ ‌‍ ‌‌‍ ‌‍‌​‌‍‌‌​ ‌‌ ​​‌ ​‍‌‍‌‌‌ ​ ‌‍‌‌‌‍ ‍‌ ‌​‌‍​‌‌ ‌​‌‍‍‌‌‍ ‌‍ ‍​ ‍ ‌‍‍‌‌‍‌​​ ‌‌ ​ ‌‍‍‌‌ ‌​‌‍‌‌‌‌​ ‌‍‌‌‌ ‌​‌ ‌​‌‍‍‌‌‍ ‍‌‍‌ ‌ ​ ​ ‍ ‌ ‌​‌ ‍‌‌ ​​‌‍‌‌​ ‌‌ ​ ‌‍‌‌‌ ‌​‌ ‌​‌‍‍‌‌‍ ‍‌‍‌ ‌ ​ ​ ‍ ‌ ​​‌‍​‌‌ ‌​‌‍‍​​ ‌‌‍‌​‌‍‌‌‌ ​ ‌‍​ ‌ ​‍‌‍‍‌‌ ​​‌ ‌​‌‍‍‌‌‍ ‌‍ ‍​‍‌‌​ ‌‌‌​​‍‌‌ ‌‍‍ ‌‍‌‌‌ ‍‌​‍‌‌​ ​ ‌​‌​​‍‌‌​ ​ ‌​‌​​‍‌‌​ ​‍​ ​‍​ ​​​ ​ ‌‍‌‍‌‍‌‍‌‍​‍‌‍‌​‌‍‌‌‌‍​‌‌‍​‍​ ‌​​ ‌‍​ ‌‍‌‍‌​​ ​​‌‍​‌‌‍‌‌‌‍​ ​ ​‌​ ​‌‌‍‌‍‌‍​‌​ ‍​‌‍​‌​ ‍‌​ ‍​​ ​‌‌‍​‌​ ‌ ‌‍​‌​ ‍‌​ ‌‌​ ‌‌​‍‌‌​ ​‍​ ​‍​‍‌‌​ ‌‌‌​‌​​‍ ‍‌‍​ ‌‍‍​‌‍‍‌‌‍ ​‌‍‌​‌ ​‍‌‍‌‌‌‍ ‍​‍‌‌​ ‌‌‌​​‍‌‌ ‌‍‍ ‌‍‌‌‌ ‍‌​‍‌‌​ ​ ‌​‌​​‍‌‌​ ​ ‌​‌​​‍‌‌​ ​‍​ ​‍​ ‌‍​ ‌ ​ ‌‌‌‍‌‍​ ​‍​ ‌ ‌‍​ ​ ‌‌‌‍​‌​ ‌ ‌‍​ ‌‍‌​​‍‌‌​ ​‍​ ​‍​‍‌‌​ ‌‌‌​‌​​‍ ‍‌ ‌​‌‍‌‌‌ ‍​‌ ‌​​ ‌‍​‍‌‍​‌‌ ​ ‌‍‌‌‌‌‌‌‌ ​‍‌‍ ​​ ‌‌‍‍​‌ ‌​‌ ‌​‌ ​​‌ ​ ​‍‌‌​ ​ ‌​​‌​‍‌‌​ ​‍‌​‌‍​‍‌‌​ ​‍‌​‌‍‌ ​ ‌‍​‌‌‍ ‍‌‍‍‌‌ ‌​‌ ‍‌​‍ ‌‌ ‌​‌‍‌‌‌‍ ‌‌ ​​‌‍ ​‌‍​‌‌ ‌​‌‍‌‌​‍ ‌‌‍ ‍‌ ‌‌‌ ‍​‌ ‌​​‍ ‌‌‍​ ‌‍ ​‌‍‌‌‌‍​‌‌‍ ‍​‍ ‍‌ ​ ‌‍​‌‌‍ ‍‌‍‍‌‌ ‌​‌ ‍‌​‍ ‍‌‍​‍‌ ‌‌‌‍‍‌‌‍ ​‌‍‌​​‍‌‍‌‍‍‌‌‍‌​​ ‌‌ ​ ‌‍‍‌‌ ‌​‌‍‌‌‌‌​ ‌‍‌‌‌ ‌​‌ ‌​‌‍‍‌‌‍ ‍‌‍‌ ‌ ​ ​‍‌‍‌ ‌​‌ ‍‌‌ ​​‌‍‌‌​ ‌‌ ​ ‌‍‌‌‌ ‌​‌ ‌​‌‍‍‌‌‍ ‍‌‍‌ ‌ ​ ​‍‌‍‌ ​​‌‍​‌‌ ‌​‌‍‍​​ ‌‌‍‌​‌‍‌‌‌ ​ ‌‍​ ‌ ​‍‌‍‍‌‌ ​​‌ ‌​‌‍‍‌‌‍ ‌‍ ‍​‍‌‌​ ‌‌‌​​‍‌‌ ‌‍‍ ‌‍‌‌‌ ‍‌​‍‌‌​ ​ ‌​‌​​‍‌‌​ ​ ‌​‌​​‍‌‌​ ​‍​ ​‍​ ​​​ ​ ‌‍‌‍‌‍‌‍‌‍​‍‌‍‌​‌‍‌‌‌‍​‌‌‍​‍​ ‌​​ ‌‍​ ‌‍‌‍‌​​ ​​‌‍​‌‌‍‌‌‌‍​ ​ ​‌​ ​‌‌‍‌‍‌‍​‌​ ‍​‌‍​‌​ ‍‌​ ‍​​ ​‌‌‍​‌​ ‌ ‌‍​‌​ ‍‌​ ‌‌​ ‌‌​‍‌‌​ ​‍​ ​‍​‍‌‌​ ‌‌‌​‌​​‍ ‍‌‍​ ‌‍‍​‌‍‍‌‌‍ ​‌‍‌​‌ ​‍‌‍‌‌‌‍ ‍​‍‌‌​ ‌‌‌​​‍‌‌ ‌‍‍ ‌‍‌‌‌ ‍‌​‍‌‌​ ​ ‌​‌​​‍‌‌​ ​ ‌​‌​​‍‌‌​ ​‍​ ​‍​ ‌‍​ ‌ ​ ‌‌‌‍‌‍​ ​‍​ ‌ ‌‍​ ​ ‌‌‌‍​‌​ ‌ ‌‍​ ‌‍‌​​‍‌‌​ ​‍​ ​‍​‍‌‌​ ‌‌‌​‌​​‍ ‍‌ ‌​‌‍‌‌‌ ‍​‌ ‌​​‍‌‍‌ ​​‌‍‌‌‌ ​‍‌ ​ ‌ ​​‌‍‌‌‌‍​ ‌ ‌​‌‍‍‌‌ ‌‍‌‍‌‌​ ‌‌ ​​‌ ‌‌‌‍​‍‌‍ ​‌‍‍‌‌ ​ ‌‍‍​‌‍‌‌‌‍‌​​‍​‍‌ ‌
npm create sanity@latest -- --template sanity-io/sanity-template-
nuxt-clean
Copy Snippet
Copied!
Sanity Documentation
Recent Posts
These 3 blog posts are populated from your Sanity Studio.
Supercharge Your Web Development with Sanity
and Nuxt!​​​​‌ ‍ ​‍​‍‌‍ ‌ ​‍‌‍‍‌‌‍‌ ‌‍‍‌‌‍ ‍​‍​‍​ ‍‍​‍​‍‌ ​ ‌‍​‌‌‍ ‍‌‍‍‌‌ ‌​‌ ‍‌​‍ ‍‌‍‍‌‌‍ ​‍​‍​‍ ​​‍​‍‌‍‍​‌ ​‍‌‍‌‌‌‍‌‍​‍​‍​ ‍‍​‍​‍‌‍‍​‌ ‌​‌ ‌​‌ ​​‌ ​ ​ ‍‍​‍ ​‍ ‌ ​ ‌‍​‌‌‍ ‍‌‍‍‌‌ ‌​‌ ‍‌​‍ ‌‌ ‌​‌‍‌‌‌‍ ‌‌ ​​‌‍ ​‌‍​‌‌ ‌​‌‍‌‌​‍ ‌‌‍ ‍‌ ‌‌‌ ‍​‌ ‌​​‍ ‌‌‍​ ‌‍ ​‌‍‌‌‌‍​‌‌‍ ‍​‍ ‍‌ ​ ‌‍​‌‌‍ ‍‌‍‍‌‌ ‌​‌ ‍‌​‍ ‍‌‍​‍‌ ‌‌‌‍‍‌‌‍ ​‌‍‌​​‍ ‌‍‍‌‌‍ ‍‌ ‌​‌‍‌‌‌‍ ‍‌ ‌​​‍ ‌‍‌‌‌‍‌​‌‍‍‌‌ ‌​​‍ ‌‍ ‌‌‍ ‌‍‌​‌‍‌‌​ ‌‌ ​​‌ ​‍‌‍‌‌‌ ​ ‌‍‌‌‌‍ ‍‌ ‌​‌‍​‌‌ ‌​‌‍‍‌‌‍ ‌‍ ‍​ ‍ ‌‍‍‌‌‍‌​​ ‌​ ​‌‌‍​‍​ ‌​​ ​‌​ ‌ ​ ‌ ​ ​‍​ ​‍​‍ ‌​ ‍​​ ‍‌‌‍​‌​ ‍‌​‍ ‌​ ‌​​ ​​‌‍​ ​ ‍​​‍ ‌‌‍​‌​ ​‍‌‍​ ​ ‌​​‍ ‌​ ‌ ​ ​ ​ ‌‍‌‍​ ‌‍‌‌​ ​‍​ ‌‌​ ‌‌​ ​‌​ ‌​​ ‌‍​ ​​​ ‍ ‌ ‌​‌ ‍‌‌ ​​‌‍‌‌​ ‌‌ ​​‌‍ ‌ ​ ‌ ‌​​ ‍ ‌ ​​‌‍​‌‌ ‌​‌‍‍​​ ‌‌ ‌​‌‍‍‌‌ ‌​‌‍ ​‌‍‌‌​ ‌‍​‍‌‍​‌‌ ​ ‌‍‌‌‌‌‌‌‌ ​‍‌‍ ​​ ‌‌‍‍​‌ ‌​‌ ‌​‌ ​​‌ ​ ​‍‌‌​ ​ ‌​​‌​‍‌‌​ ​‍‌​‌‍​‍‌‌​ ​‍‌​‌‍‌ ​ ‌‍​‌‌‍ ‍‌‍‍‌‌ ‌​‌ ‍‌​‍ ‌‌ ‌​‌‍‌‌‌‍ ‌‌ ​​‌‍ ​‌‍​‌‌ ‌​‌‍‌‌​‍ ‌‌‍ ‍‌ ‌‌‌ ‍​‌ ‌​​‍ ‌‌‍​ ‌‍ ​‌‍‌‌‌‍​‌‌‍ ‍​‍ ‍‌ ​ ‌‍​‌‌‍ ‍‌‍‍‌‌ ‌​‌ ‍‌​‍ ‍‌‍​‍‌ ‌‌‌‍‍‌‌‍ ​‌‍‌​​‍‌‍‌‍‍‌‌‍‌​​ ‌​ ​‌‌‍​‍​ ‌​​ ​‌​ ‌ ​ ‌ ​ ​‍​ ​‍​‍ ‌​ ‍​​ ‍‌‌‍​‌​ ‍‌​‍ ‌​ ‌​​ ​​‌‍​ ​ ‍​​‍ ‌‌‍​‌​ ​‍‌‍​ ​ ‌​​‍ ‌​ ‌ ​ ​ ​ ‌‍‌‍​ ‌‍‌‌​ ​‍​ ‌‌​ ‌‌​ ​‌​ ‌​​ ‌‍​ ​​​‍‌‍‌ ‌​‌ ‍‌‌ ​​‌‍‌‌​ ‌‌ ​​‌‍ ‌ ​ ‌ ‌​​‍‌‍‌ ​​‌‍​‌‌ ‌​‌‍‍​​ ‌‌ ‌​‌‍‍‌‌ ‌​‌‍ ​‌‍‌‌​‍‌‍‌ ​​‌‍‌‌‌ ​‍‌ ​ ‌ ​​‌‍‌‌‌‍​ ‌ ‌​‌‍‍‌‌ ‌‍‌‍‌‌​ ‌‌ ​​‌ ‌‌‌‍​‍‌‍ ​‌‍‍‌‌ ​ ‌‍‍​‌‍‌‌‌‍‌​​‍​‍‌ ‌
Sanity and Nuxt are a powerful combination for building modern
web applications, providing a flexible CMS backend and a
performant Vue frontend framework. The @nuxtjs/sanity module
makes it easy to connect Sanity with Nuxt, allowing developers to
quickly build scalable, dynamic websites with excellent performance